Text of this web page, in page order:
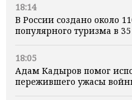
18:14
В России создано около
популярного туризма в
18:05
Адам Кадыров помог
пережившего ужасы